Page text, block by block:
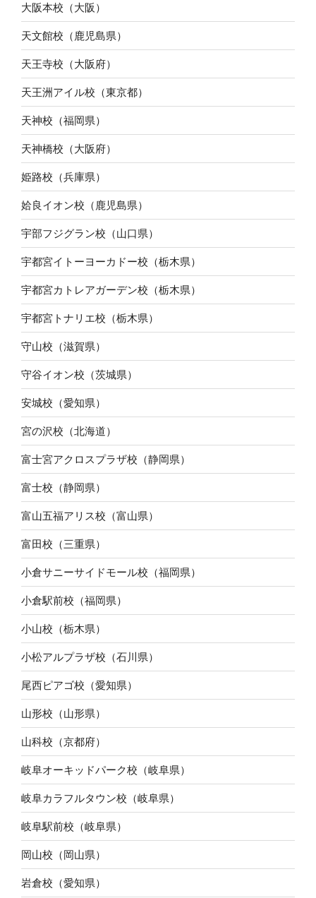
大阪本校（大阪）
天文館校（鹿児島県）
天王寺校（大阪府）
天王洲アイル校（東京都）
天神校（福岡県）
天神橋校（大阪府）
姫路校（兵庫県）
姶良イオン校（鹿児島県）
宇部フジグラン校（山口県）
宇都宮イトーヨーカドー校（栃木県）
宇都宮カトレアガーデン校（栃木県）
宇都宮トナリエ校（栃木県）
守山校（滋賀県）
守谷イオン校（茨城県）
安城校（愛知県）
宮の沢校（北海道）
富士宮アクロスプラザ校（静岡県）
富士校（静岡県）
富山五福アリス校（富山県）
富田校（三重県）
小倉サニーサイドモール校（福岡県）
小倉駅前校（福岡県）
小山校（栃木県）
小松アルプラザ校（石川県）
尾西ピアゴ校（愛知県）
山形校（山形県）
山科校（京都府）
岐阜オーキッドパーク校（岐阜県）
岐阜カラフルタウン校（岐阜県）
岐阜駅前校（岐阜県）
岡山校（岡山県）
岩倉校（愛知県）